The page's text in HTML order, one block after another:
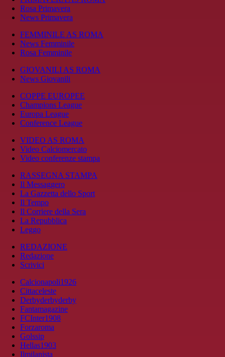
Rosa Primavera
News Primavera
FEMMINILE AS ROMA
News Femminile
Rosa Femminile
GIOVANILI AS ROMA
News Giovanili
COPPE EUROPEE
Champions League
Europa League
Conference League
VIDEO AS ROMA
Video Calciomercato
Video conferenze stampa
RASSEGNA STAMPA
Il Messaggero
La Gazzetta dello Sport
Il Tempo
Il Corriere della Sera
La Repubblica
Leggo
REDAZIONE
Redazione
Scrivici
Calcionapoli1926
Cittaceleste
Derbyderbyderby
Fantamagazine
FCInter1908
Forzaroma
Golssip
Hellas1903
Ilmilanista